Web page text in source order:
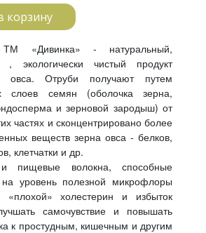
корзину
«Дивинка» - натуральный,
, экологически чистый продукт
овса. Отруби получают путем
слоев семян (оболочка зерна,
и зерновой зародыш) от
частях и сконцентрировано более
веществ зерна овса - белков,
клетчатки и др.
пищевые волокна, способные
на уровень полезной микрофлоры
«плохой» холестерин и избыток
самочувствие и повышать
к простудным, кишечным и другим